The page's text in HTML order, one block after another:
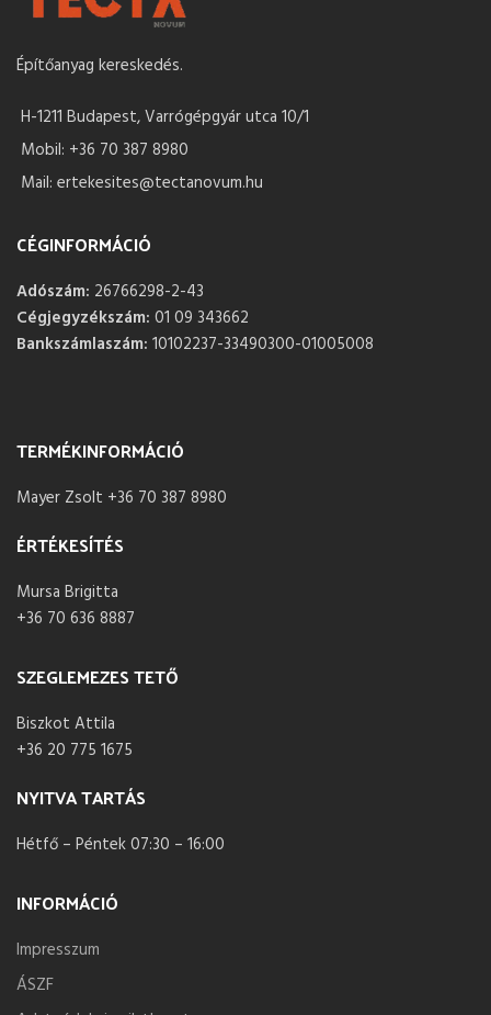
Építőanyag kereskedés.
H-1211 Budapest, Varrógépgyár utca 10/1
Mobil: +36 70 387 8980
Mail: ertekesites@tectanovum.hu
CÉGINFORMÁCIÓ
Adószám: 26766298-2-43
Cégjegyzékszám: 01 09 343662
Bankszámlaszám: 10102237-33490300-01005008
TERMÉKINFORMÁCIÓ
Mayer Zsolt +36 70 387 8980
ÉRTÉKESÍTÉS
Mursa Brigitta
+36 70 636 8887
SZEGLEMEZES TETŐ
Biszkot Attila
+36 20 775 1675
NYITVA TARTÁS
Hétfő – Péntek 07:30 – 16:00
INFORMÁCIÓ
Impresszum
ÁSZF